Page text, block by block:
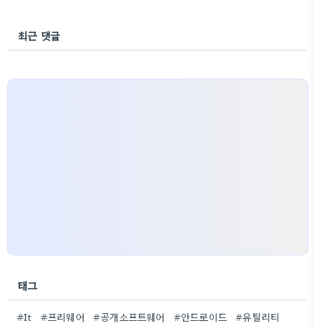
최근 댓글
태그
#It #프리웨어 #공개소프트웨어 #안드로이드 #유틸리티